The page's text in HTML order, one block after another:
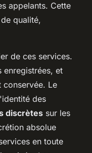
appelants. Cette
qualité,
de ces services.
enregistrées, et
conservée. Le
des
discrètes sur les
absolue
en toute